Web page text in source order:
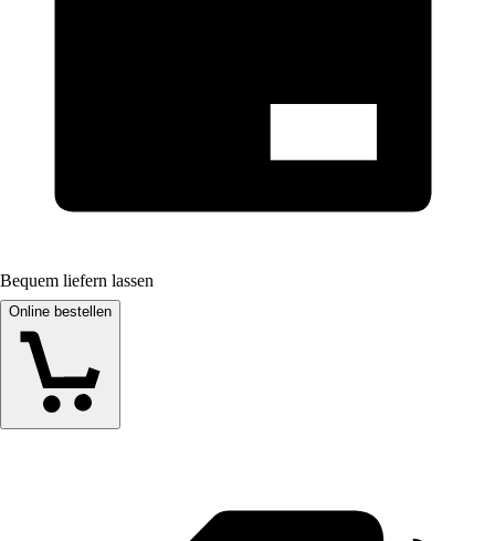
Bequem liefern lassen
Online bestellen